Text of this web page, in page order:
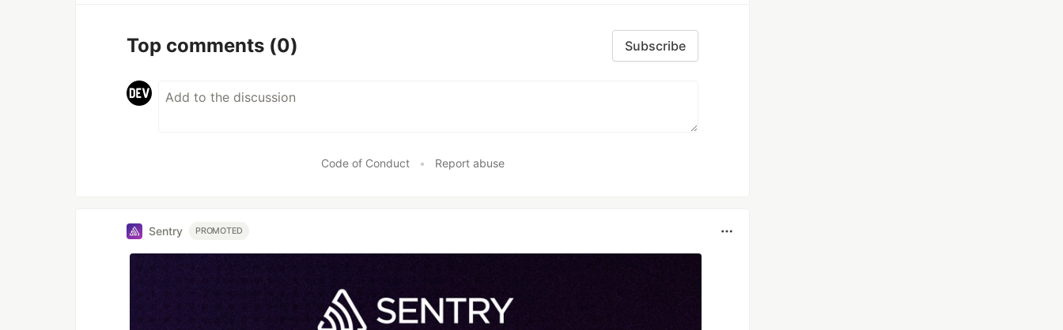
Top comments (0) Subscribe
Code of Conduct • Report abuse
Sentry PROMOTED